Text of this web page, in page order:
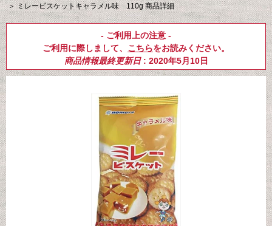
＞ミレービスケットキャラメル味 110g 商品詳細
- ご利用上の注意 -
ご利用に際しまして、 こちらをお読みください。
商品情報最終更新日: 2020年5月10日